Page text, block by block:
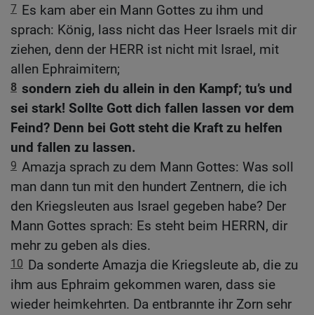
7 Es kam aber ein Mann Gottes zu ihm und
sprach: König, lass nicht das Heer Israels mit dir
ziehen, denn der HERR ist nicht mit Israel, mit
allen Ephraimitern;
8 sondern zieh du allein in den Kampf; tu’s und
sei stark! Sollte Gott dich fallen lassen vor dem
Feind? Denn bei Gott steht die Kraft zu helfen
und fallen zu lassen.
9 Amazja sprach zu dem Mann Gottes: Was soll
man dann tun mit den hundert Zentnern, die ich
den Kriegsleuten aus Israel gegeben habe? Der
Mann Gottes sprach: Es steht beim HERRN, dir
mehr zu geben als dies.
10 Da sonderte Amazja die Kriegsleute ab, die zu
ihm aus Ephraim gekommen waren, dass sie
wieder heimkehrten. Da entbrannte ihr Zorn sehr